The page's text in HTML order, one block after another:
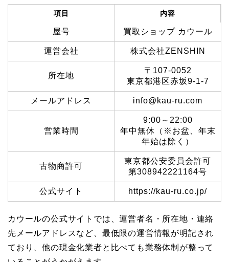
項目 内容
屋号 買取ショップ カウール
運営会社 株式会社ZENSHIN
所在地
〒107-0052
東京都港区赤坂9-1-7
メールアドレス info@kau-ru.com
営業時間
9:00～22:00
年中無休（※お盆、年末
年始は除く）
古物商許可
東京都公安委員会許可
第308942221164号
公式サイト https://kau-ru.co.jp/
カウールの公式サイトでは、運営者名・所在地・連絡
先メールアドレスなど、最低限の運営情報が明記され
ており、他の現金化業者と比べても業務体制が整って